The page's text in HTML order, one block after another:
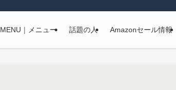
MENU｜メニュー 話題の人 Amazonセール情報